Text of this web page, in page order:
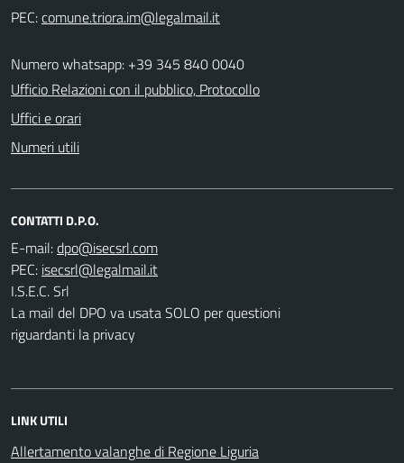
PEC:
Numero whatsapp: +39 345 840 0040
Ufficio Relazioni con il pubblico, Protocollo
Uffici e orari
Numeri utili
CONTATTI D.P.O.
E-mail:
PEC:
I.S.E.C. Srl
La mail del DPO va usata SOLO per questioni
riguardanti la privacy
LINK UTILI
Allertamento valanghe di Regione Liguria